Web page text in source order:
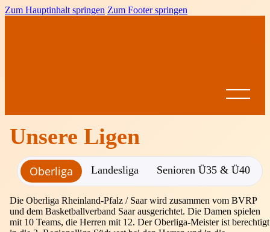
Zum Hauptinhalt springen Zum Footer springen
Startseite
News
BVRP
Ansprechpartner
Vereine Formulare &
Leistungssport
Unsere Ligen
Oberliga Landesliga Senioren Ü35 & Ü40
Die Oberliga Rheinland-Pfalz / Saar wird zusammen vom BVRP
und dem Basketballverband Saar ausgerichtet. Die Damen spielen
mit 10 Teams, die Herren mit 12. Der Oberliga-Meister ist berechtigt